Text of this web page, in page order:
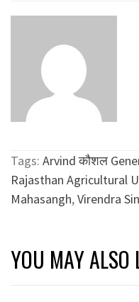
Tags: Arvind कौशल
Rajasthan Agricultural
Mahasangh,Virendra
YOU MAY ALSO